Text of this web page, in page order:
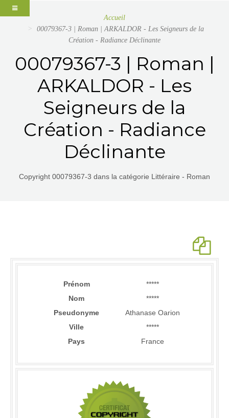
Accueil
00079367-3 | Roman | ARKALDOR - Les Seigneurs de la
Création - Radiance Déclinante
00079367-3 | Roman |
ARKALDOR - Les
Seigneurs de la
Création - Radiance
Déclinante
Copyright 00079367-3 dans la catégorie Littéraire - Roman
Prénom
*****
Nom
*****
Pseudonyme
Athanase Oarion
Ville
*****
Pays
France